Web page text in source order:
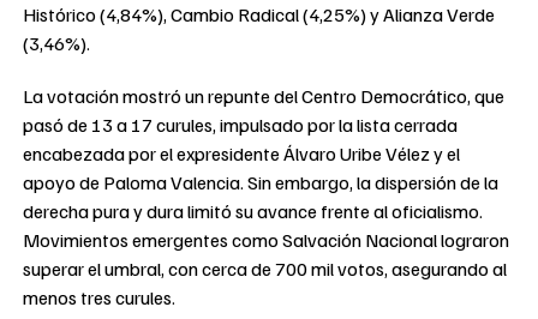
Histórico (4,84%), Cambio Radical (4,25%) y Alianza Verde
(3,46%).
La votación mostró un repunte del Centro Democrático, que
pasó de 13 a 17 curules, impulsado por la lista cerrada
encabezada por el expresidente Álvaro Uribe Vélez y el
apoyo de Paloma Valencia. Sin embargo, la dispersión de la
derecha pura y dura limitó su avance frente al oficialismo.
Movimientos emergentes como Salvación Nacional lograron
superar el umbral, con cerca de 700 mil votos, asegurando al
menos tres curules.